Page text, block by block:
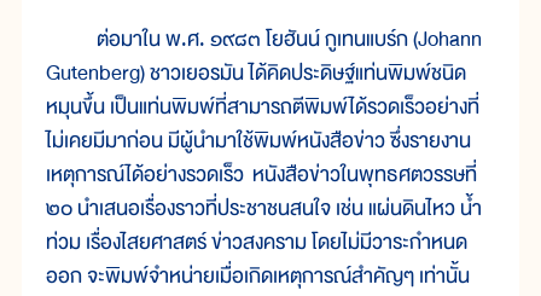
ต่อมาใน พ.ศ. ๑๙๘๓ โยฮันน์ กูเทนแบร์ก (Johann
Gutenberg) ชาวเยอรมัน ได้คิดประดิษฐ์แท่นพิมพ์ชนิด
หมุนขึ้น เป็นแท่นพิมพ์ที่สามารถตีพิมพ์ได้รวดเร็วอย่างที่
ไม่เคยมีมาก่อน มีผู้นำมาใช้พิมพ์หนังสือข่าว ซึ่งรายงาน
เหตุการณ์ได้อย่างรวดเร็ว หนังสือข่าวในพุทธศตวรรษที่
๒๐ นำเสนอเรื่องราวที่ประชาชนสนใจ เช่น แผ่นดินไหว น้ำ
ท่วม เรื่องไสยศาสตร์ ข่าวสงคราม โดยไม่มีวาระกำหนด
ออก จะพิมพ์จำหน่ายเมื่อเกิดเหตุการณ์สำคัญๆ เท่านั้น